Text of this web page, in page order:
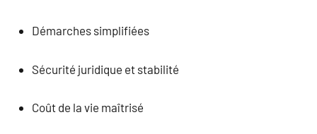
Démarches simplifiées
Sécurité juridique et stabilité
Coût de la vie maîtrisé